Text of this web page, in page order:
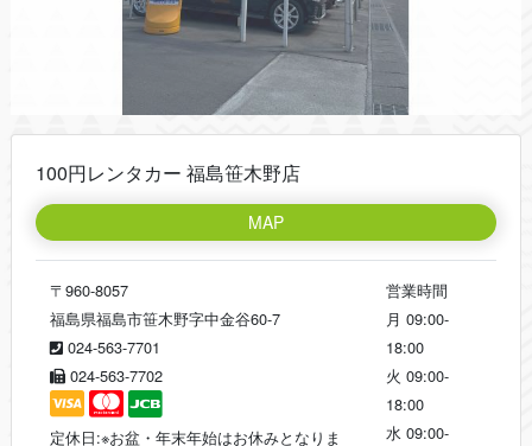
100円レンタカー 福島笹木野店
MAP
〒960-8057
福島県福島市笹木野字中金谷60-7
024-563-7701
024-563-7702
定休日:※お盆・年末年始はお休みとなりま
営業時間
月 09:00-
18:00
火 09:00-
18:00
水 09:00-